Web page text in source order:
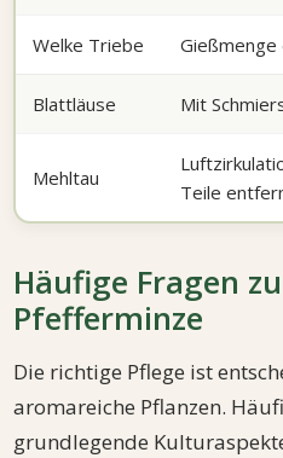
Welke Triebe Gießmenge
Blattläuse Mit
Mehltau
Teile
Häufige Fragen
Pfefferminze
Die richtige Pflege ist
aromareiche Pflanzen.
grundlegende